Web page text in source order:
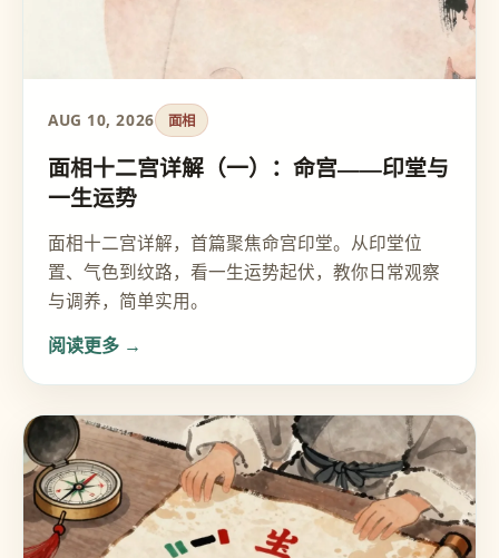
AUG 10, 2026 面相
面相十二宫详解（一）：命宫——印堂与
一生运势
面相十二宫详解，首篇聚焦命宫印堂。从印堂位
置、气色到纹路，看一生运势起伏，教你日常观察
与调养，简单实用。
阅读更多 →